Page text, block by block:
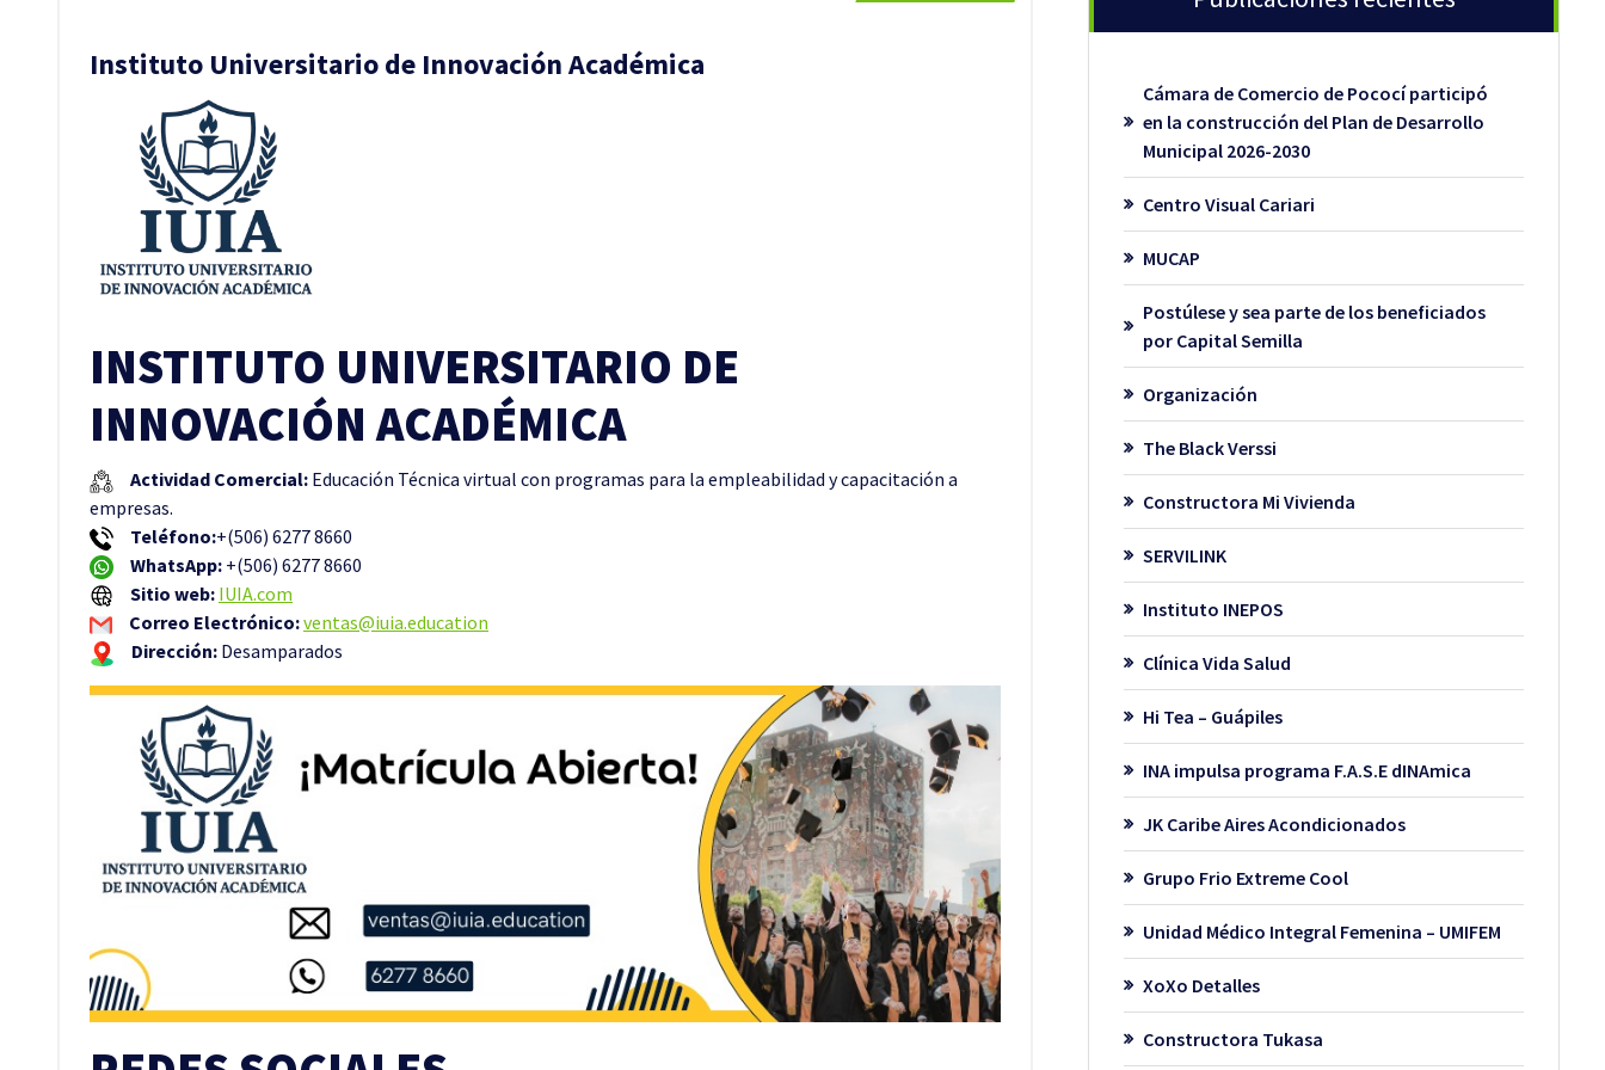
Instituto Universitario de Innovación Académica
INSTITUTO UNIVERSITARIO DE
INNOVACIÓN ACADÉMICA
Actividad Comercial: Educación Técnica virtual con programas para la empleabilidad y capacitación a
empresas.
Teléfono:+(506) 6277 8660
WhatsApp: +(506) 6277 8660
Sitio web: IUIA.com
Correo Electrónico:ventas@iuia.education
Dirección: Desamparados
Cámara de Comercio de Pococí participó
en la construcción del Plan de Desarrollo
Municipal 2026-2030
Centro Visual Cariari
MUCAP
Postúlese y sea parte de los beneficiados
por Capital Semilla
Organización
The Black Verssi
Constructora Mi Vivienda
SERVILINK
Instituto INEPOS
Clínica Vida Salud
Hi Tea – Guápiles
INA impulsa programa F.A.S.E dINAmica
JK Caribe Aires Acondicionados
Grupo Frio Extreme Cool
Unidad Médico Integral Femenina – UMIFEM
XoXo Detalles
Constructora Tukasa